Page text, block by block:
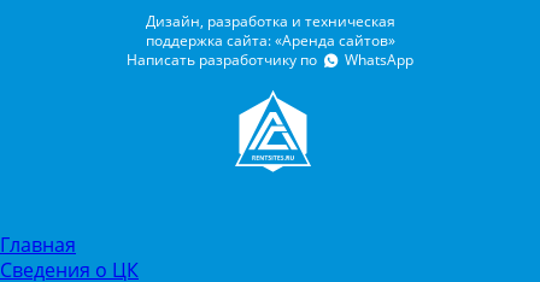
Дизайн, разработка и техническая
поддержка сайта: «Аренда сайтов»
Написать разработчику по
WhatsApp
Главная
Сведения о ЦК